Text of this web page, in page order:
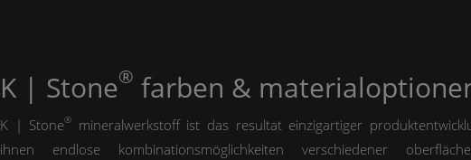
K | Stone® farben &
K | Stone®
mineralwerkstoff ist das resultat einzigartiger
ihnen endlose kombinationsmöglichkeiten verschiedener